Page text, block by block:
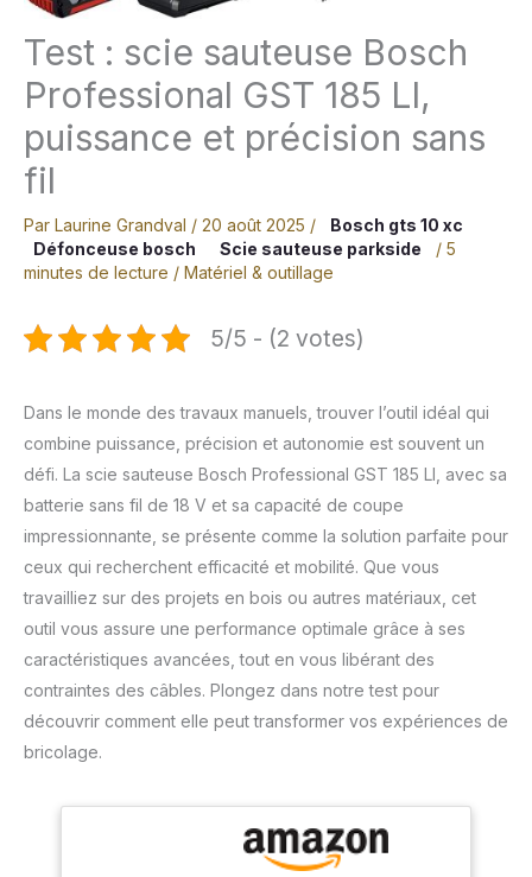
Test : scie sauteuse Bosch
Professional GST 185 LI,
puissance et précision sans
fil
Par Laurine Grandval / 20 août 2025 /
Bosch gts 10 xc
Défonceuse bosch
Scie sauteuse parkside / 5
minutes de lecture / Matériel & outillage
5/5 - (2 votes)
Dans le monde des travaux manuels, trouver l’outil idéal qui
combine puissance, précision et autonomie est souvent un
défi. La scie sauteuse Bosch Professional GST 185 LI, avec sa
batterie sans fil de 18 V et sa capacité de coupe
impressionnante, se présente comme la solution parfaite pour
ceux qui recherchent efficacité et mobilité. Que vous
travailliez sur des projets en bois ou autres matériaux, cet
outil vous assure une performance optimale grâce à ses
caractéristiques avancées, tout en vous libérant des
contraintes des câbles. Plongez dans notre test pour
découvrir comment elle peut transformer vos expériences de
bricolage.